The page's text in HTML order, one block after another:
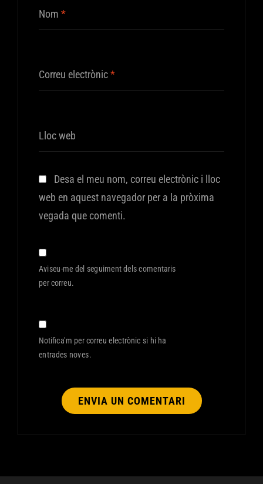
Nom *
Correu electrònic*
Lloc web
Desa el meu nom, correu electrònic i lloc
web en aquest navegador per a la pròxima
vegada que comenti.
Aviseu-me del seguiment dels comentaris
per correu.
Notifica'm per correu electrònic si hi ha
entrades noves.